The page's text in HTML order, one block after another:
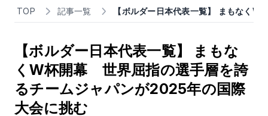
TOP 記事一覧 【ボルダー日本代表一覧】 まもなく
【ボルダー日本代表一覧】 まもな
くW杯開幕 世界屈指の選手層を誇
るチームジャパンが2025年の国際
大会に挑む